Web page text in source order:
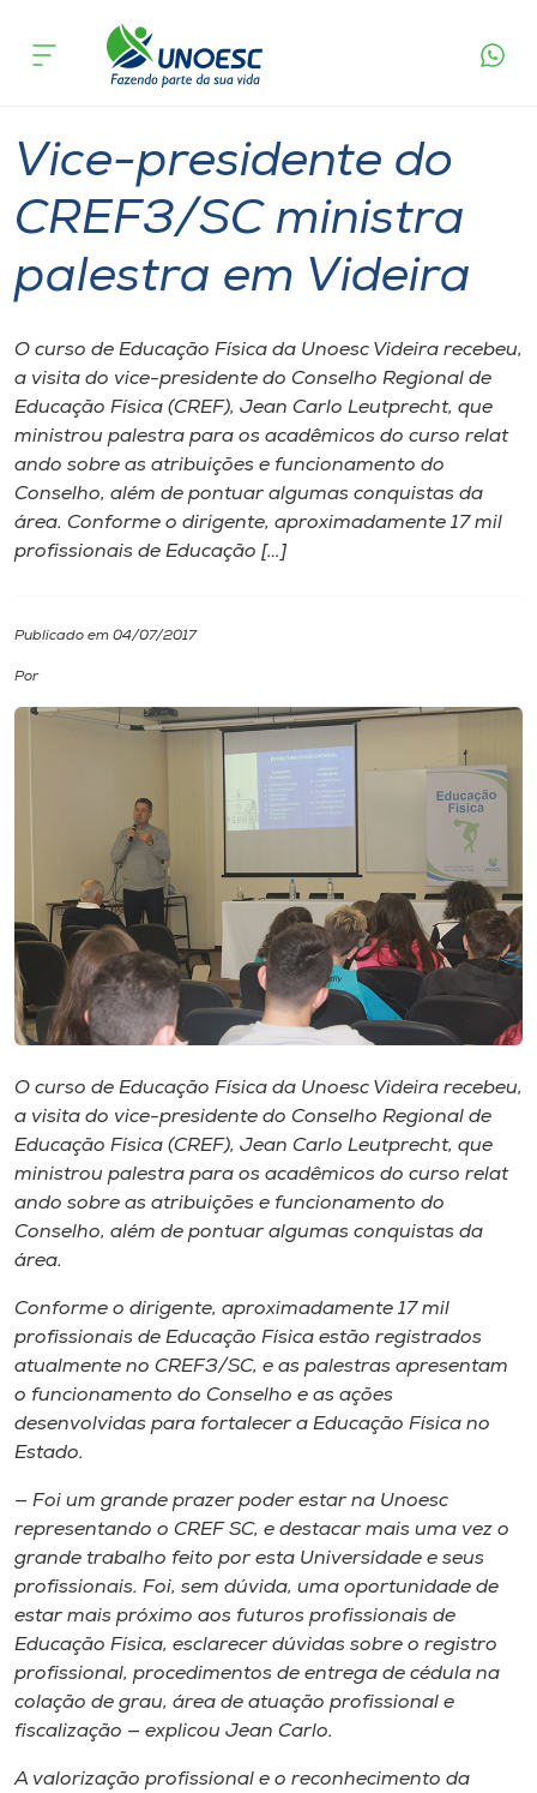
Cursos
Pesquisa
Atendimento ao Estudante
Portal de Ensino
A
Internacionalização
Biblioteca
Editora
Rádio
Museu
Unoesc
Store
Selecione
A+
A-
acontece
Vice-presidente do
CREF3/SC ministra
palestra em Videira
O curso de Educação Física da Unoesc Videira recebeu​,​​
a visita do vice-presidente do Conselho Regional de
Educação Física (CREF)​,​ Jean Carlo Leutprecht​, que
ministrou palestra para os acadêmicos do curso ​r​elat​
ando sobre as atribuições e funcionamento do
Conselho, ​além de ​pontua​r algumas conquistas da
área. Conforme o dirigente, aproximadamente 17 mil
profissionais de Educação […]
Publicado em 04/07/2017
Por
O curso de Educação Física da Unoesc Videira recebeu​,​​
a visita do vice-presidente do Conselho Regional de
Educação Física (CREF)​,​ Jean Carlo Leutprecht​, que
ministrou palestra para os acadêmicos do curso ​r​elat​
ando sobre as atribuições e funcionamento do
Conselho, ​além de ​pontua​r algumas conquistas da
área.
Conforme o dirigente, aproximadamente 17 mil
profissionais de Educação Física estão registrados
atualmente no CREF3/SC, e as palestras apresentam
o funcionamento do Conselho e as ações
desenvolvidas para fortalecer a Educação Física no
Estado.
— Foi um grande ​p​razer poder estar na U​noesc
representando o CREF SC, e destacar mais uma vez o
grande trabalho feito por esta Universidade e seus ​
profissionais. Foi​,​ sem d​ú​vida, uma oportunidade de
estar mais próximo ​a​os futuros profissionais de
Educação Física, esclarecer dúvidas sobre o registro
profissional, procedimentos de entrega de cédula na
colação de grau, área de atuação profissional e
fiscalização — explicou Jean Carlo.
A valorização profissional e o reconhecimento da